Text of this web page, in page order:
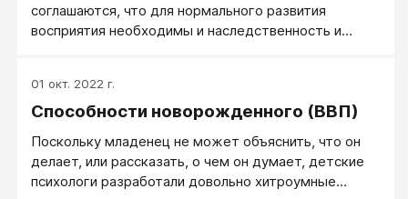
соглашаются, что для нормального развития
восприятия необходимы и наследственность и
влияния природы и воспитания.
01 окт. 2022 г.
Способности новорожденного (ВВП)
Поскольку младенец не может объяснить, что он
делает, или рассказать, о чем он думает, детские
психологи разработали довольно хитроумные